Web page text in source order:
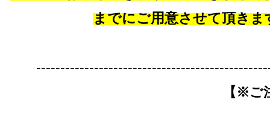
までにご用意させて頂きま
【※ご